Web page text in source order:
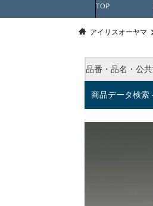
TOP
アイリスオーヤマ
品番・品名・公
商品データ検索